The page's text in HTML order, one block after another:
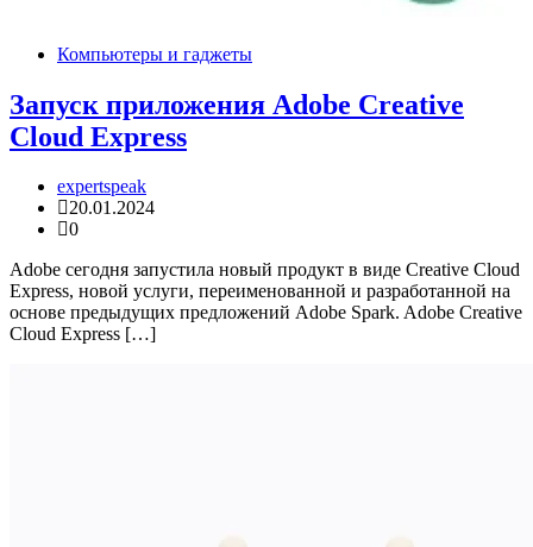
Компьютеры и гаджеты
Запуск приложения Adobe Creative
Cloud Express
expertspeak
20.01.2024
0
Adobe сегодня запустила новый продукт в виде Creative Cloud
Express, новой услуги, переименованной и разработанной на
основе предыдущих предложений Adobe Spark. Adobe Creative
Cloud Express […]